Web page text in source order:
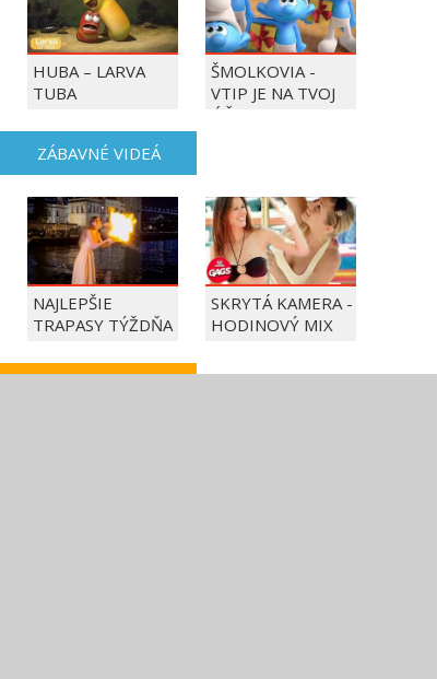
HUBA – LARVA
TUBA
ŠMOLKOVIA -
VTIP JE NA TVOJ
ÚČET
ZÁBAVNÉ VIDEÁ
NAJLEPŠIE
TRAPASY TÝŽDŇA
SKRYTÁ KAMERA -
HODINOVÝ MIX